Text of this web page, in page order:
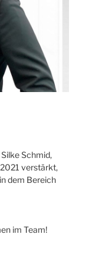
Schmid,
verstärkt,
dem Bereich
im Team!